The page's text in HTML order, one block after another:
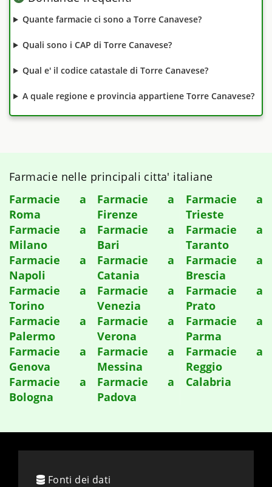
Quante farmacie ci sono a Torre Canavese?
Quali sono i CAP di Torre Canavese?
Qual e' il codice catastale di Torre Canavese?
A quale regione e provincia appartiene Torre Canavese?
Farmacie nelle principali citta' italiane
Farmacie a
Roma
Farmacie a
Milano
Farmacie a
Napoli
Farmacie a
Torino
Farmacie a
Palermo
Farmacie a
Genova
Farmacie a
Bologna
Farmacie a
Firenze
Farmacie a
Bari
Farmacie a
Catania
Farmacie a
Venezia
Farmacie a
Verona
Farmacie a
Messina
Farmacie a
Padova
Farmacie a
Trieste
Farmacie a
Taranto
Farmacie a
Brescia
Farmacie a
Prato
Farmacie a
Parma
Farmacie a
Reggio
Calabria
Fonti dei dati